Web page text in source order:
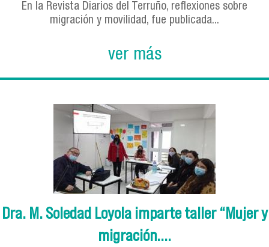
En la Revista Diarios del Terruño, reflexiones sobre
migración y movilidad, fue publicada...
ver más
Dra. M. Soledad Loyola imparte taller “Mujer y
migración....